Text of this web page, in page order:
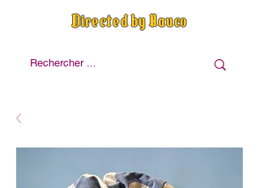
Directed by Nauco